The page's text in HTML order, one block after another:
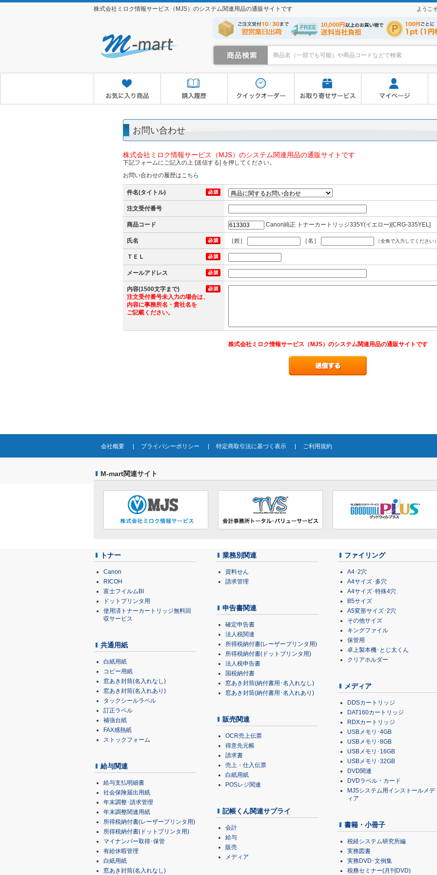
株式会社ミロク情報サービス（MJS）のシステム関連用品の通販サイトです ようこ
お取り寄せサービス マイページ よくあるご質問
お問い合わせ
株式会社ミロク情報サービス（MJS）のシステム関連用品の通販サイトです
下記フォームにご記入の上 [送信する] を押してください。
お問い合わせの履歴はこちら
件名(タイトル)
注文受付番号
商品コード Canon純正 トナーカートリッジ335Y(イエロー)[CRG-335YEL]
氏名 ［姓］ ［名］ （全角で入力してください
ＴＥＬ
メールアドレス
内容(1500文字まで)
注文受付番号未入力の場合は、
内容に事務所名・貴社名を
ご記載ください。
株式会社ミロク情報サービス（MJS）のシステム関連用品の通販サイトです
会社概要 プライバシーポリシー 特定商取引法に基づく表示 ご利用規約
M-mart関連サイト
トナー
Canon
RICOH
富士フイルムBI
ドットプリンタ用
使用済トナーカートリッジ無料回
収サービス
共通用紙
白紙用紙
コピー用紙
窓あき封筒(名入れなし)
窓あき封筒(名入れあり)
タックシールラベル
訂正ラベル
補強台紙
FAX感熱紙
ストックフォーム
給与関連
給与支払明細書
社会保険届出用紙
年末調整･請求管理
年末調整関連用紙
所得税納付書(レーザープリンタ用)
所得税納付書(ドットプリンタ用)
マイナンバー取得･保管
有給休暇管理
白紙用紙
窓あき封筒(名入れなし)
業務別関連
資料せん
請求管理
申告書関連
確定申告書
法人税関連
所得税納付書(レーザープリンタ用)
所得税納付書(ドットプリンタ用)
法人税申告書
国税納付書
窓あき封筒(納付書用･名入れなし)
窓あき封筒(納付書用･名入れあり)
販売関連
OCR売上伝票
得意先元帳
請求書
売上・仕入伝票
白紙用紙
POSレジ関連
記帳くん関連サプライ
会計
給与
販売
メディア
ファイリング
A4･2穴
A4サイズ･多穴
A4サイズ･特殊4穴
B5サイズ
A5変形サイズ･2穴
その他サイズ
キングファイル
保管用
卓上製本機･とじ太くん
クリアホルダー
メディア
DDSカートリッジ
DAT160カートリッジ
RDXカートリッジ
USBメモリ･4GB
USBメモリ･8GB
USBメモリ･16GB
USBメモリ･32GB
DVD関連
DVDラベル・カード
MJSシステム用インストールメデ
ィア
書籍・小冊子
税経システム研究所編
実務図書
実務DVD･文例集
税務セミナー(月刊DVD)